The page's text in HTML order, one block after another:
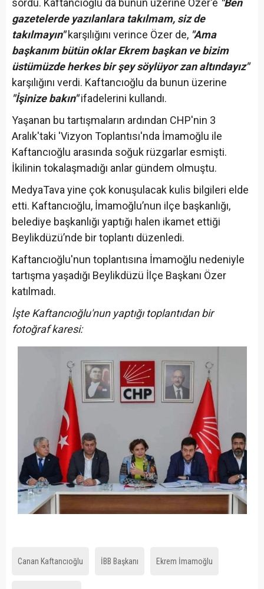
sordu. Kaftancıoğlu da bunun üzerine Özer'e "Ben
gazetelerde yazılanlara takılmam, siz de
takılmayın"karşılığını verince Özer de, "Ama
başkanım bütün oklar Ekrem başkan ve bizim
üstümüzde herkes bir şey söylüyor zan altındayız"
karşılığını verdi. Kaftancıoğlu da bunun üzerine
"İşinize bakın"ifadelerini kullandı.
Yaşanan bu tartışmaların ardından CHP'nin 3
Aralık'taki 'Vizyon Toplantısı'nda İmamoğlu ile
Kaftancıoğlu arasında soğuk rüzgarlar esmişti.
İkilinin tokalaşmadığı anlar gündem olmuştu.
MedyaTava yine çok konuşulacak kulis bilgileri elde
etti. Kaftancıoğlu, İmamoğlu’nun ilçe başkanlığı,
belediye başkanlığı yaptığı halen ikamet ettiği
Beylikdüzü’nde bir toplantı düzenledi.
Kaftancıoğlu'nun toplantısına İmamoğlu nedeniyle
tartışma yaşadığı Beylikdüzü İlçe Başkanı Özer
katılmadı.
İşte Kaftancıoğlu'nun yaptığı toplantıdan bir
fotoğraf karesi:
Canan Kaftancıoğlu İBB Başkanı Ekrem İmamoğlu